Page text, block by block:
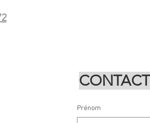
CONTACT
Prénom